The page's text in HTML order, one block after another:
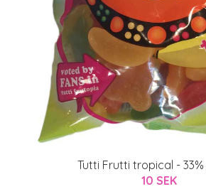
Tutti Frutti tropical -
10 SEK